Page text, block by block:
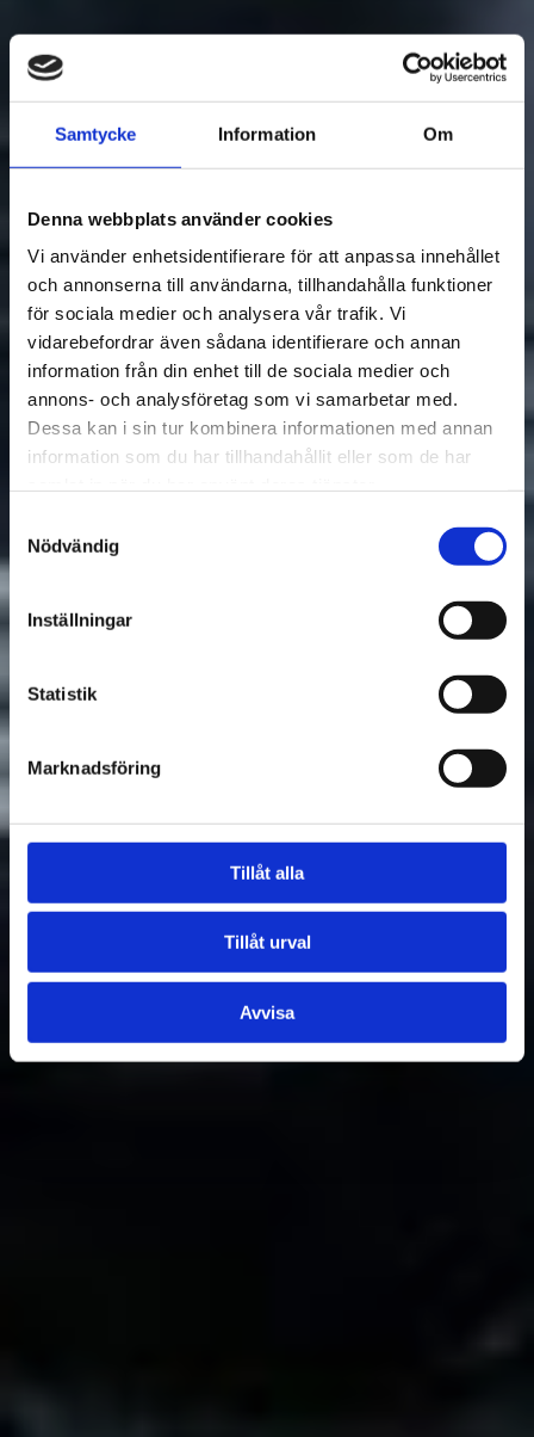
Samtycke Information Om
Denna webbplats använder cookies
Vi använder enhetsidentifierare för att anpassa innehållet
och annonserna till användarna, tillhandahålla funktioner
för sociala medier och analysera vår trafik. Vi
vidarebefordrar även sådana identifierare och annan
information från din enhet till de sociala medier och
annons- och analysföretag som vi samarbetar med.
Dessa kan i sin tur kombinera informationen med annan
information som du har tillhandahållit eller som de har
Nödvändig
Inställningar
Statistik
Marknadsföring
Tillåt alla
Tillåt urval
Avvisa